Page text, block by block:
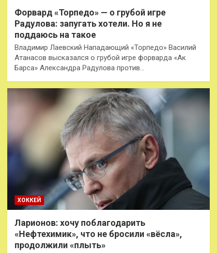
Форвард «Торпедо» — о грубой игре
Радулова: запугать хотели. Но я не
поддаюсь на такое
Владимир Лаевский Нападающий «Торпедо» Василий
Атанасов высказался о грубой игре форварда «Ак
Барса» Александра Радулова против…
ХОККЕЙ
Ларионов: хочу поблагодарить
«Нефтехимик», что не бросили «вёсла»,
продолжили «плыть»